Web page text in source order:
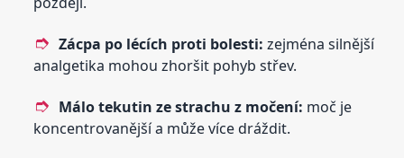
Zácpa po lécích proti bolesti: zejména silnější
analgetika mohou zhoršit pohyb střev.
Málo tekutin ze strachu z močení: moč je
koncentrovanější a může více dráždit.